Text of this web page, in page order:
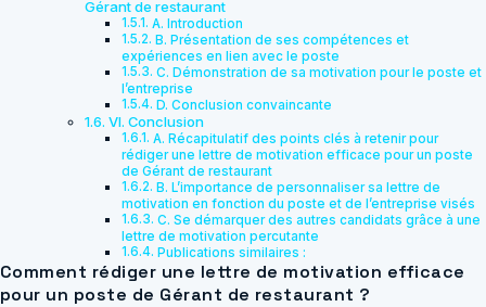
Gérant de restaurant
A. Introduction
B. Présentation de ses compétences et
expériences en lien avec le poste
C. Démonstration de sa motivation pour le poste et
l’entreprise
D. Conclusion convaincante
VI. Conclusion
A. Récapitulatif des points clés à retenir pour
rédiger une lettre de motivation efficace pour un poste
de Gérant de restaurant
B. L’importance de personnaliser sa lettre de
motivation en fonction du poste et de l’entreprise visés
C. Se démarquer des autres candidats grâce à une
lettre de motivation percutante
Publications similaires :
Comment rédiger une lettre de motivation efficace
pour un poste de Gérant de restaurant ?